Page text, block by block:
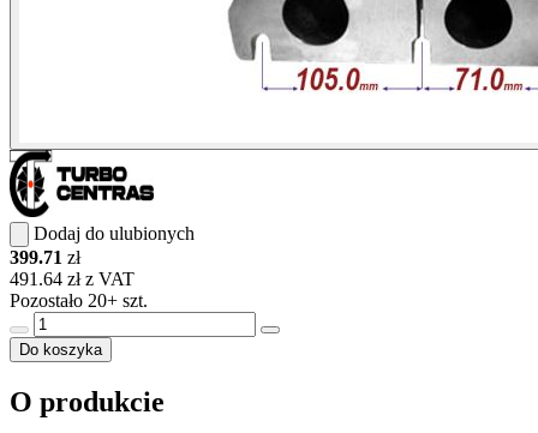
Dodaj do ulubionych
399.71 zł
491.64 zł z VAT
Pozostało 20+ szt.
Do koszyka
O produkcie